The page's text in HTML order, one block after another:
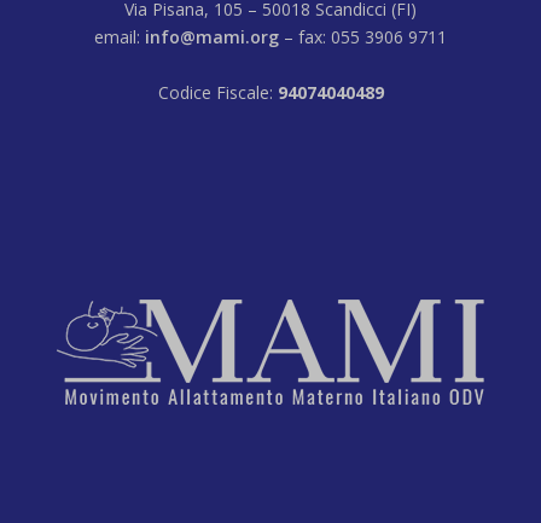
Via Pisana, 105 – 50018 Scandicci (FI)
email: info@mami.org – fax: 055 3906 9711
Codice Fiscale: 94074040489